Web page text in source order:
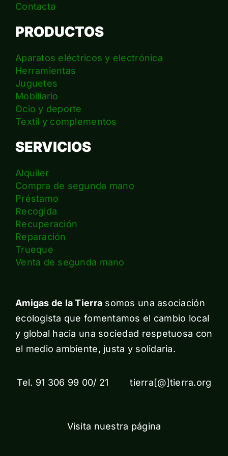
Contacta
PRODUCTOS
Aparatos eléctricos y electrónica
Herramientas
Juguetes
Mobiliario
Ocio y deporte
Textil y complementos
SERVICIOS
Alquiler
Compra de segunda mano
Préstamo
Recogida
Recuperación
Reparación
Trueque
Venta de segunda mano
Amigas de la Tierra somos una asociación
ecologista que fomentamos el cambio local
y global hacia una sociedad respetuosa con
el medio ambiente, justa y solidaria.
Tel. 91 306 99 00/ 21 tierra[@]tierra.org
Visita nuestra página